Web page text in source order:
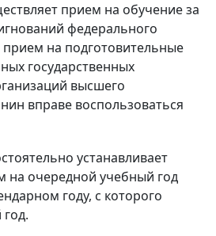
прием на обучение за
федерального
на подготовительные
государственных
высшего
вправе воспользоваться
устанавливает
на очередной учебный год
году, с которого